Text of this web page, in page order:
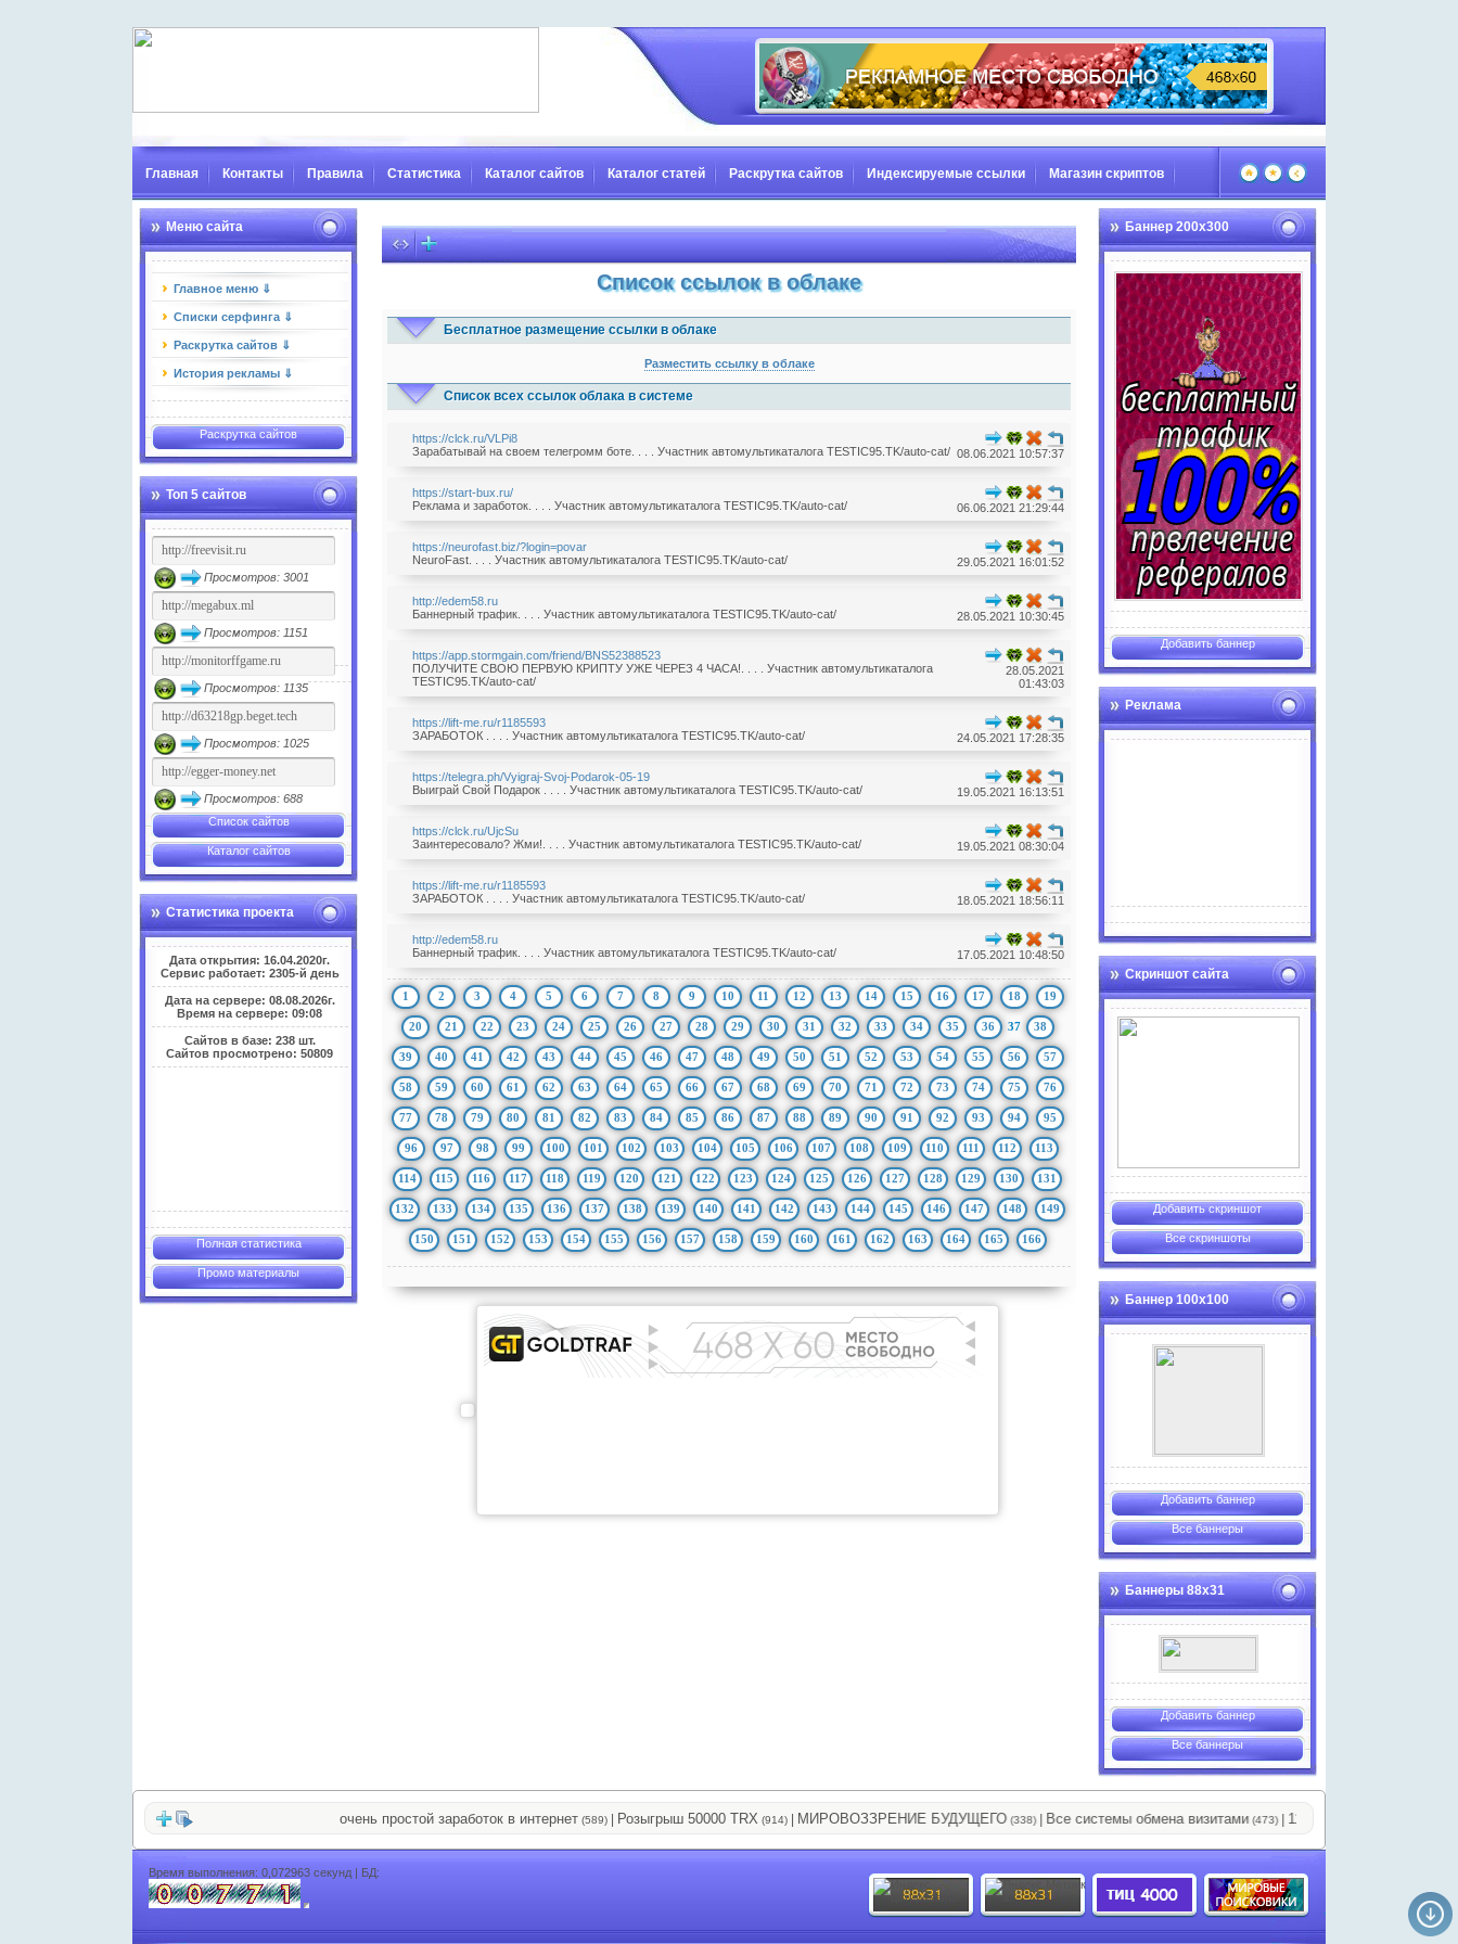
Главная Контакты Правила Статистика Каталог сайтов Каталог статей Раскрутка сайтов Индексируемые ссылки Магазин скриптов
Меню сайта
Главное меню ⇓
Списки серфинга ⇓
Раскрутка сайтов ⇓
История рекламы ⇓
Раскрутка сайтов
Топ 5 сайтов
Просмотров: 3001
Просмотров: 1151
Просмотров: 1135
Просмотров: 1025
Просмотров: 688
Список сайтов
Каталог сайтов
Статистика проекта
Дата открытия: 16.04.2020г.
Сервис работает: 2305-й день
Дата на сервере: 08.08.2026г.
Время на сервере: 09:08
Сайтов в базе: 238 шт.
Сайтов просмотрено: 50809
Полная статистика
Промо материалы
Баннер 200х300
Добавить баннер
Реклама
Скриншот сайта
Добавить скриншот
Все скриншоты
Баннер 100х100
Добавить баннер
Все баннеры
Баннеры 88х31
Добавить баннер
Все баннеры
Список ссылок в облаке
Бесплатное размещение ссылки в облаке
Разместить ссылку в облаке
Список всех ссылок облака в системе
https://clck.ru/VLPi8
Зарабатывай на своем телегромм боте. . . . Участник автомультикаталога TESTIC95.TK/auto-cat/ 08.06.2021 10:57:37
https://start-bux.ru/
Реклама и заработок. . . . Участник автомультикаталога TESTIC95.TK/auto-cat/
06.06.2021 21:29:44
https://neurofast.biz/?login=povar
NeuroFast. . . . Участник автомультикаталога TESTIC95.TK/auto-cat/
29.05.2021 16:01:52
http://edem58.ru
Баннерный трафик. . . . Участник автомультикаталога TESTIC95.TK/auto-cat/
28.05.2021 10:30:45
https://app.stormgain.com/friend/BNS52388523
ПОЛУЧИТЕ СВОЮ ПЕРВУЮ КРИПТУ УЖЕ ЧЕРЕЗ 4 ЧАСА!. . . . Участник автомультикаталога
TESTIC95.TK/auto-cat/
28.05.2021
01:43:03
https://lift-me.ru/r1185593
ЗАРАБОТОК . . . . Участник автомультикаталога TESTIC95.TK/auto-cat/
24.05.2021 17:28:35
https://telegra.ph/Vyigraj-Svoj-Podarok-05-19
Выиграй Свой Подарок . . . . Участник автомультикаталога TESTIC95.TK/auto-cat/
19.05.2021 16:13:51
https://clck.ru/UjcSu
Заинтересовало? Жми!. . . . Участник автомультикаталога TESTIC95.TK/auto-cat/
19.05.2021 08:30:04
https://lift-me.ru/r1185593
ЗАРАБОТОК . . . . Участник автомультикаталога TESTIC95.TK/auto-cat/
18.05.2021 18:56:11
http://edem58.ru
Баннерный трафик. . . . Участник автомультикаталога TESTIC95.TK/auto-cat/
17.05.2021 10:48:50
1 2 3 4 5 6 7 8 9 10 11 12 13 14 15 16 17 18 19
20 21 22 23 24 25 26 27 28 29 30 31 32 33 34 35 36 37 38
39 40 41 42 43 44 45 46 47 48 49 50 51 52 53 54 55 56 57
58 59 60 61 62 63 64 65 66 67 68 69 70 71 72 73 74 75 76
77 78 79 80 81 82 83 84 85 86 87 88 89 90 91 92 93 94 95
96 97 98 99 100 101 102 103 104 105 106 107 108 109 110 111 112 113
114 115 116 117 118 119 120 121 122 123 124 125 126 127 128 129 130 131
132 133 134 135 136 137 138 139 140 141 142 143 144 145 146 147 148 149
150 151 152 153 154 155 156 157 158 159 160 161 162 163 164 165 166
очень простой заработок в интернет(589) |Розыгрыш 50000 TRX (914) |МИРОВОЗЗРЕНИЕ БУДУЩЕГО(338) |Все системы обмена визитами(473) |11111111111111
Время выполнения: 0,072963 секунд | БД: